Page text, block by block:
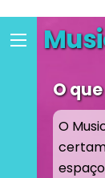
to Menu
O
O